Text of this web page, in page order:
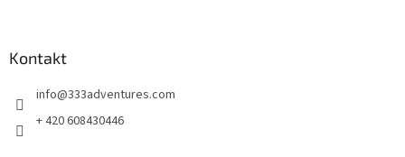
Kontakt
info@333adventures.com
+ 420 608430446